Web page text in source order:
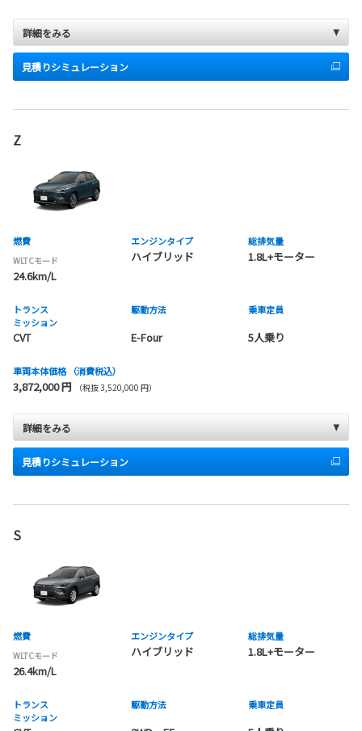
詳細をみる
見積りシミュレーション
Z
燃費
WLTCモード
24.6km/L
エンジンタイプ
ハイブリッド
総排気量
1.8L+モーター
トランス
ミッション
CVT
駆動方法
E-Four
乗車定員
5人乗り
車両本体価格 （消費税込）
3,872,000 円 （税抜 3,520,000 円）
詳細をみる
見積りシミュレーション
S
燃費
WLTCモード
26.4km/L
エンジンタイプ
ハイブリッド
総排気量
1.8L+モーター
トランス
ミッション
駆動方法 乗車定員